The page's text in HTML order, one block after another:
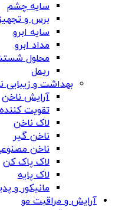
سایه چشم
برس و
سایه ابرو
مداد ابرو
محلول
ریمل
بهداشت و زیبایی
آرایش ناخن
تقویت
لاک ناخن
ناخن گیر
ناخن
لاک پاک کن
لاک پایه
مانیکور و
آرایش و مراقبت مو